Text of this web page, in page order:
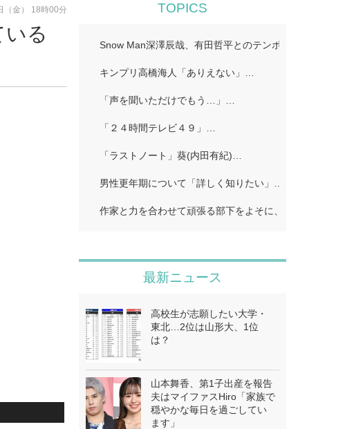
る
（金） 18時00分 TOPICS
Snow Man深澤辰哉、有田哲平とのテンポに手応え “ア
キンプリ高橋海人「ありえない」…
「声を聞いただけでもう…」…
「２４時間テレビ４９」…
「ラストノート」葵(内田有紀)…
男性更年期について「詳しく知りたい」…
作家と力を合わせて頑張る部下をよそに、上司は陰で
最新ニュース
高校生が志願したい大学・
東北…2位は山形大、1位
は？
山本舞香、第1子出産を報告
夫はマイファスHiro「家族で
穏やかな毎日を過ごしてい
ます」